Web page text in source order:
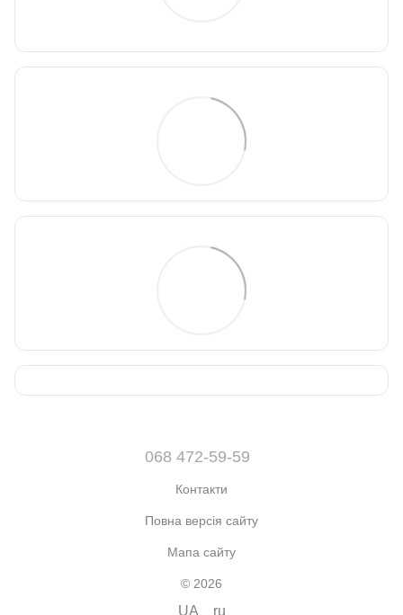
068 472-59-59
Контакти
Повна версія сайту
Мапа сайту
© 2026
UA ru